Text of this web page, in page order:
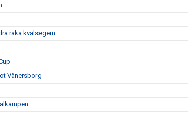
raka kvalsegern
Vänersborg